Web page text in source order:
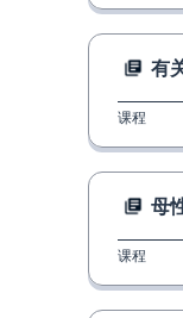
有
课程
母
课程